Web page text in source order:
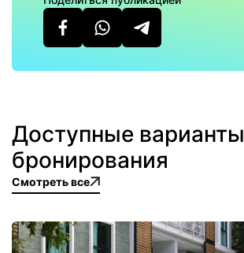
Доступные варианты
бронирования
Смотреть все